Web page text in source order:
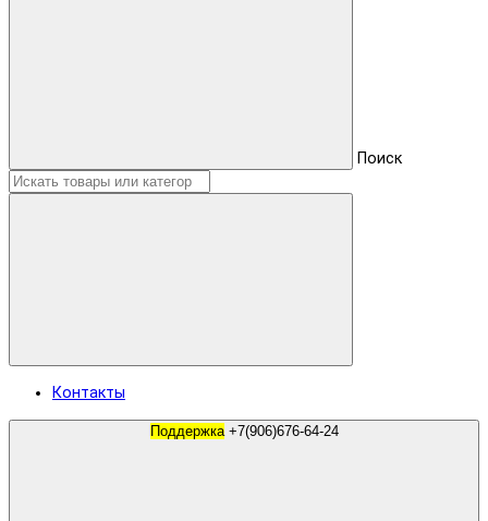
Поиск
Контакты
Поддержка +7(906)676-64-24